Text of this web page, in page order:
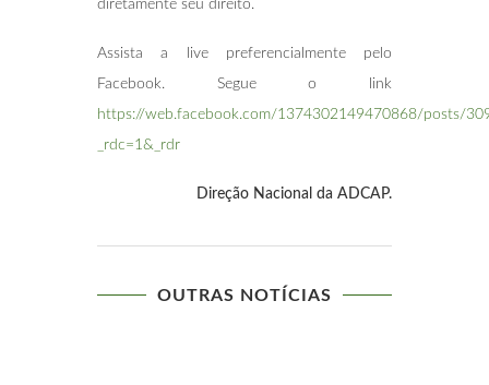
diretamente seu direito.
Assista a live preferencialmente pelo
Facebook. Segue o link
https://web.facebook.com/1374302149470868/posts/
_rdc=1&_rdr
Direção Nacional da ADCAP.
OUTRAS NOTÍCIAS